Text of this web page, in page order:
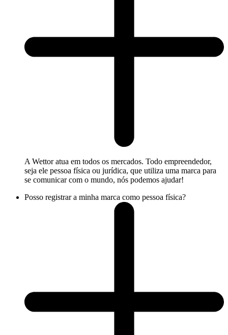
A Wettor atua em todos os mercados. Todo empreendedor,
seja ele pessoa física ou jurídica, que utiliza uma marca para
se comunicar com o mundo, nós podemos ajudar!
Posso registrar a minha marca como pessoa física?